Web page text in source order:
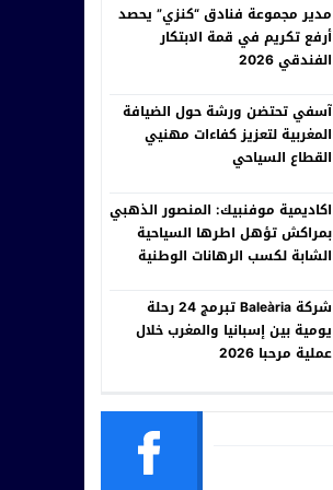
مدير مجموعة فنادق “كنزي” يحصد
أرفع تكريم في قمة الابتكار
الفندقي 2026
آسفي تحتضن ورشة حول الضيافة
المغربية لتعزيز كفاءات مهنيي
القطاع السياحي
اكاديمية موفنبيك: المنصور الذهبي
بمراكش تؤهل اطرها السياحية
الشابة لكسب الرهانات الوطنية
شركة Baleària تبرمج 24 رحلة
يومية بين إسبانيا والمغرب خلال
عملية مرحبا 2026